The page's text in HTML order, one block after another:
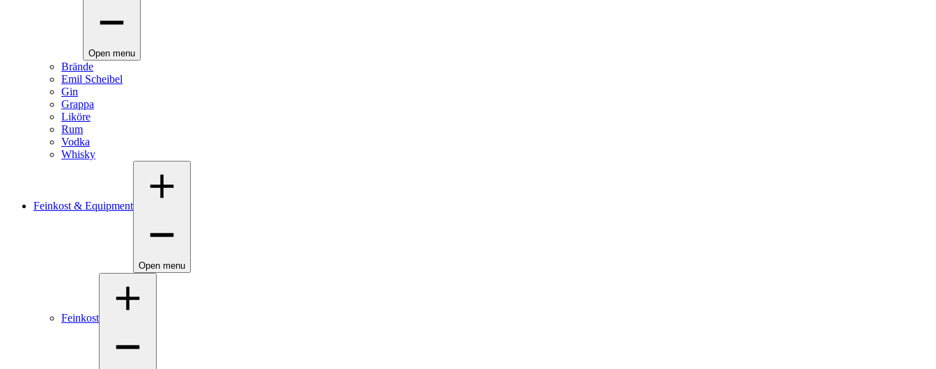
Open menu
Brände
Emil Scheibel
Gin
Grappa
Liköre
Rum
Vodka
Whisky
Feinkost & Equipment
Open menu
Feinkost